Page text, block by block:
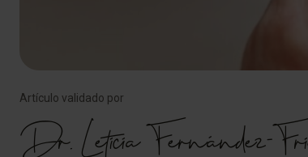
Artículo validado por
Dr. Leticia Fernández-